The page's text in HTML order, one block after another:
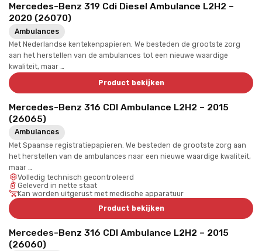
Mercedes-Benz 319 Cdi Diesel Ambulance L2H2 –
2020 (26070)
Ambulances
Met Nederlandse kentekenpapieren. We besteden de grootste zorg
aan het herstellen van de ambulances tot een nieuwe waardige
kwaliteit, maar …
Product bekijken
Mercedes-Benz 316 CDI Ambulance L2H2 – 2015
(26065)
Ambulances
Met Spaanse registratiepapieren. We besteden de grootste zorg aan
het herstellen van de ambulances naar een nieuwe waardige kwaliteit,
maar …
Volledig technisch gecontroleerd
Geleverd in nette staat
Kan worden uitgerust met medische apparatuur
Product bekijken
Mercedes-Benz 316 CDI Ambulance L2H2 – 2015
(26060)